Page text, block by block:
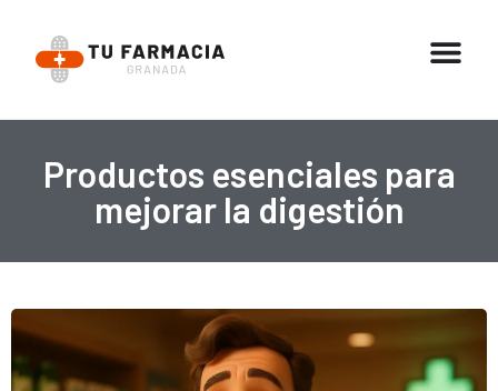
Productos esenciales para
mejorar la digestión